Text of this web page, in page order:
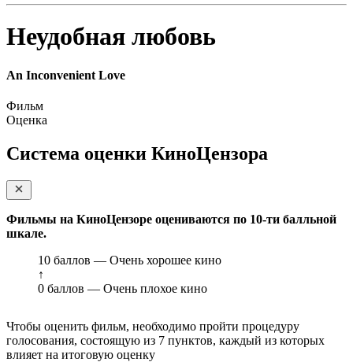
Неудобная любовь
An Inconvenient Love
Фильм
Оценка
Система оценки КиноЦензора
Фильмы на КиноЦензоре оцениваются по 10-ти балльной
шкале.
10 баллов — Очень хорошее кино
↑
0 баллов — Очень плохое кино
Чтобы оценить фильм, необходимо пройти процедуру
голосования, состоящую из 7 пунктов, каждый из которых
влияет на итоговую оценку